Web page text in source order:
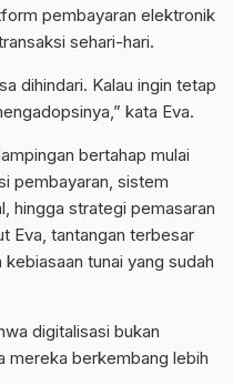
pembayaran elektronik
sehari-hari.
dihindari. Kalau ingin tetap
kata Eva.
bertahap mulai
pembayaran, sistem
hingga strategi pemasaran
Eva, tantangan terbesar
tunai yang sudah
digitalisasi bukan
mereka berkembang lebih